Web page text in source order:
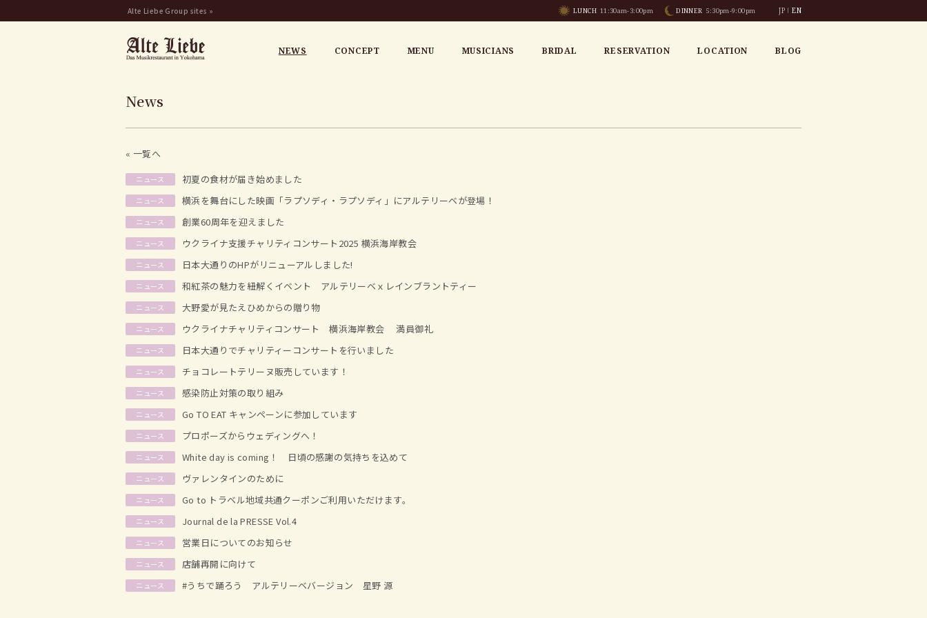
Alte Liebe Group sites » JP EN
LUNCH11:30am-3:00pm DINNER 5:30pm-9:00pm
NEWS CONCEPT MENU MUSICIANS BRIDAL RESERVATION LOCATION BLOG
News
« 一覧へ
ニュース 初夏の食材が届き始めました
ニュース 横浜を舞台にした映画「ラプソディ・ラプソディ」にアルテリーベが登場！
ニュース 創業60周年を迎えました
ニュース ウクライナ支援チャリティコンサート2025 横浜海岸教会
ニュース 日本大通りのHPがリニューアルしました!
ニュース 和紅茶の魅力を紐解くイベント アルテリーベｘレインブラントティー
ニュース 大野愛が見たえひめからの贈り物
ニュース ウクライナチャリティコンサート 横浜海岸教会 満員御礼
ニュース 日本大通りでチャリティーコンサートを行いました
ニュース チョコレートテリーヌ販売しています！
ニュース 感染防止対策の取り組み
ニュース Go TO EAT キャンペーンに参加しています
ニュース プロポーズからウェディングへ！
ニュース White day is coming！ 日頃の感謝の気持ちを込めて
ニュース ヴァレンタインのために
ニュース Go to トラベル地域共通クーポンご利用いただけます。
ニュース Journal de la PRESSE Vol.4
ニュース 営業日についてのお知らせ
ニュース 店舗再開に向けて
ニュース #うちで踊ろう アルテリーベバージョン 星野 源